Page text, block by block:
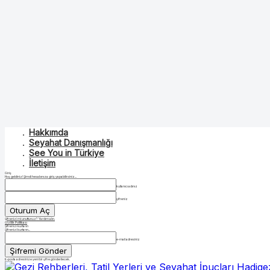
Hakkımda
Seyahat Danışmanlığı
See You in Türkiye
İletişim
Giriş
Hoş geldiniz! Şimdi hesabınıza giriş yapabilirsiniz...
kullanıcı adınız
şifreniz
Şifrenizi mi unuttunuz? Yardım alın.
Gizlilik Politikası
Şifrenizi kurtarın
Şifrenizi kurtarın...
e-mail adresiniz
E-posta adresinize yeni bir şifre gönderilecek.